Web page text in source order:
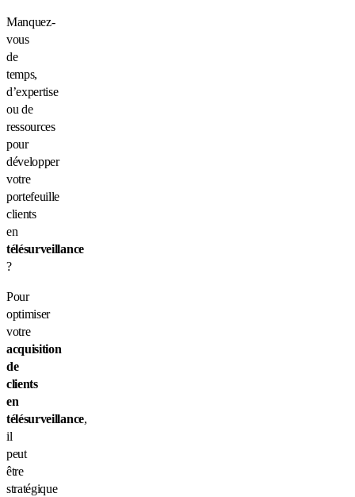
Manquez-
vous
de
temps,
d’expertise
ou de
ressources
pour
développer
votre
portefeuille
clients
en
télésurveillance
?
Pour
optimiser
votre
acquisition
de
clients
en
télésurveillance,
il
peut
être
stratégique